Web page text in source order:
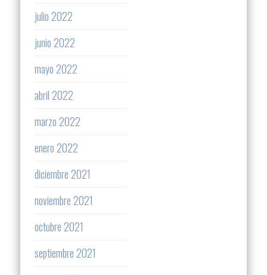
julio 2022
junio 2022
mayo 2022
abril 2022
marzo 2022
enero 2022
diciembre 2021
noviembre 2021
octubre 2021
septiembre 2021